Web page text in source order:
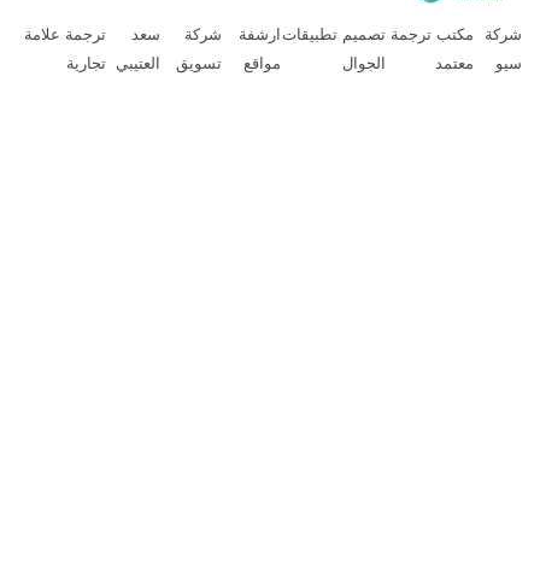
مكتب ترجمة
معتمد
تصميم تطبيقات
الجوال
ارشفة
مواقع
شركة
تسويق
سعد
العتيبي
ترجمة علامة
تجارية